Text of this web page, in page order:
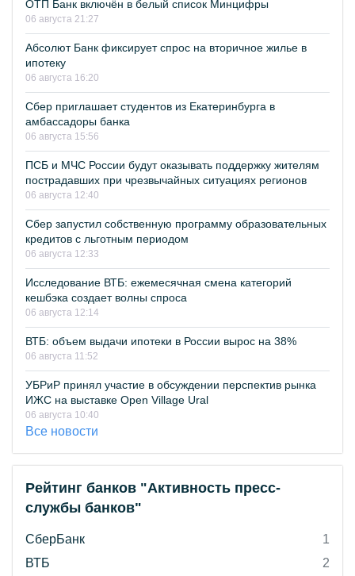
ОТП Банк включён в белый список Минцифры
06 августа 21:27
Абсолют Банк фиксирует спрос на вторичное жилье в
ипотеку
06 августа 16:20
Сбер приглашает студентов из Екатеринбурга в
амбассадоры банка
06 августа 15:56
ПСБ и МЧС России будут оказывать поддержку жителям
пострадавших при чрезвычайных ситуациях регионов
06 августа 12:40
Сбер запустил собственную программу образовательных
кредитов с льготным периодом
06 августа 12:33
Исследование ВТБ: ежемесячная смена категорий
кешбэка создает волны спроса
06 августа 12:14
ВТБ: объем выдачи ипотеки в России вырос на 38%
06 августа 11:52
УБРиР принял участие в обсуждении перспектив рынка
ИЖС на выставке Open Village Ural
06 августа 10:40
Все новости
Рейтинг банков "Активность пресс-
службы банков"
СберБанк
1
ВТБ
2